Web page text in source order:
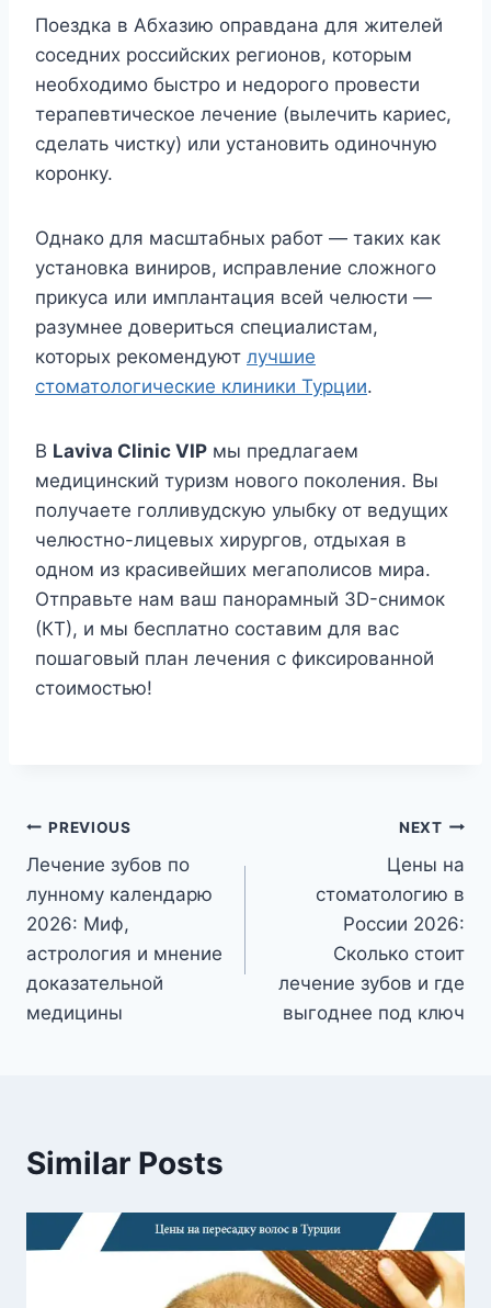
Поездка в Абхазию оправдана для жителей
соседних российских регионов, которым
необходимо быстро и недорого провести
терапевтическое лечение (вылечить кариес,
сделать чистку) или установить одиночную
коронку.
Однако для масштабных работ — таких как
установка виниров, исправление сложного
прикуса или имплантация всей челюсти —
разумнее довериться специалистам,
которых рекомендуют лучшие
стоматологические клиники Турции.
В Laviva Clinic VIP мы предлагаем
медицинский туризм нового поколения. Вы
получаете голливудскую улыбку от ведущих
челюстно-лицевых хирургов, отдыхая в
одном из красивейших мегаполисов мира.
Отправьте нам ваш панорамный 3D-снимок
(КТ), и мы бесплатно составим для вас
пошаговый план лечения с фиксированной
стоимостью!
Post
navigation
PREVIOUS
Лечение зубов по
лунному календарю
2026: Миф,
астрология и мнение
доказательной
медицины
NEXT
Цены на
стоматологию в
России 2026:
Сколько стоит
лечение зубов и где
выгоднее под ключ
Similar Posts